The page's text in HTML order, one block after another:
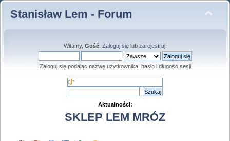
Stanisław Lem - Forum
Witamy, Gość. Zaloguj sięlub zarejestruj.
Zaloguj się podając nazwę użytkownika, hasło i długość sesji
Aktualności:
SKLEP LEM MRÓZ